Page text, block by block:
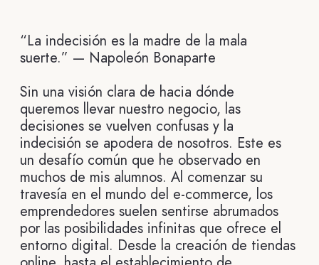
“La indecisión es la madre de la mala
suerte.” — Napoleón Bonaparte
Sin una visión clara de hacia dónde
queremos llevar nuestro negocio, las
decisiones se vuelven confusas y la
indecisión se apodera de nosotros. Este es
un desafío común que he observado en
muchos de mis alumnos. Al comenzar su
travesía en el mundo del e-commerce, los
emprendedores suelen sentirse abrumados
por las posibilidades infinitas que ofrece el
entorno digital. Desde la creación de tiendas